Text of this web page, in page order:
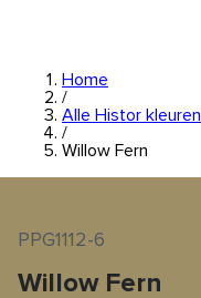
Home
/
Alle Histor kleuren
/
Willow Fern
PPG1112-6
Willow Fern